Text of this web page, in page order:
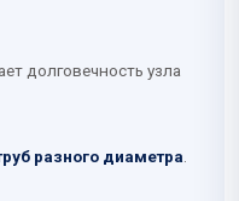
долговечность узла
разного диаметра